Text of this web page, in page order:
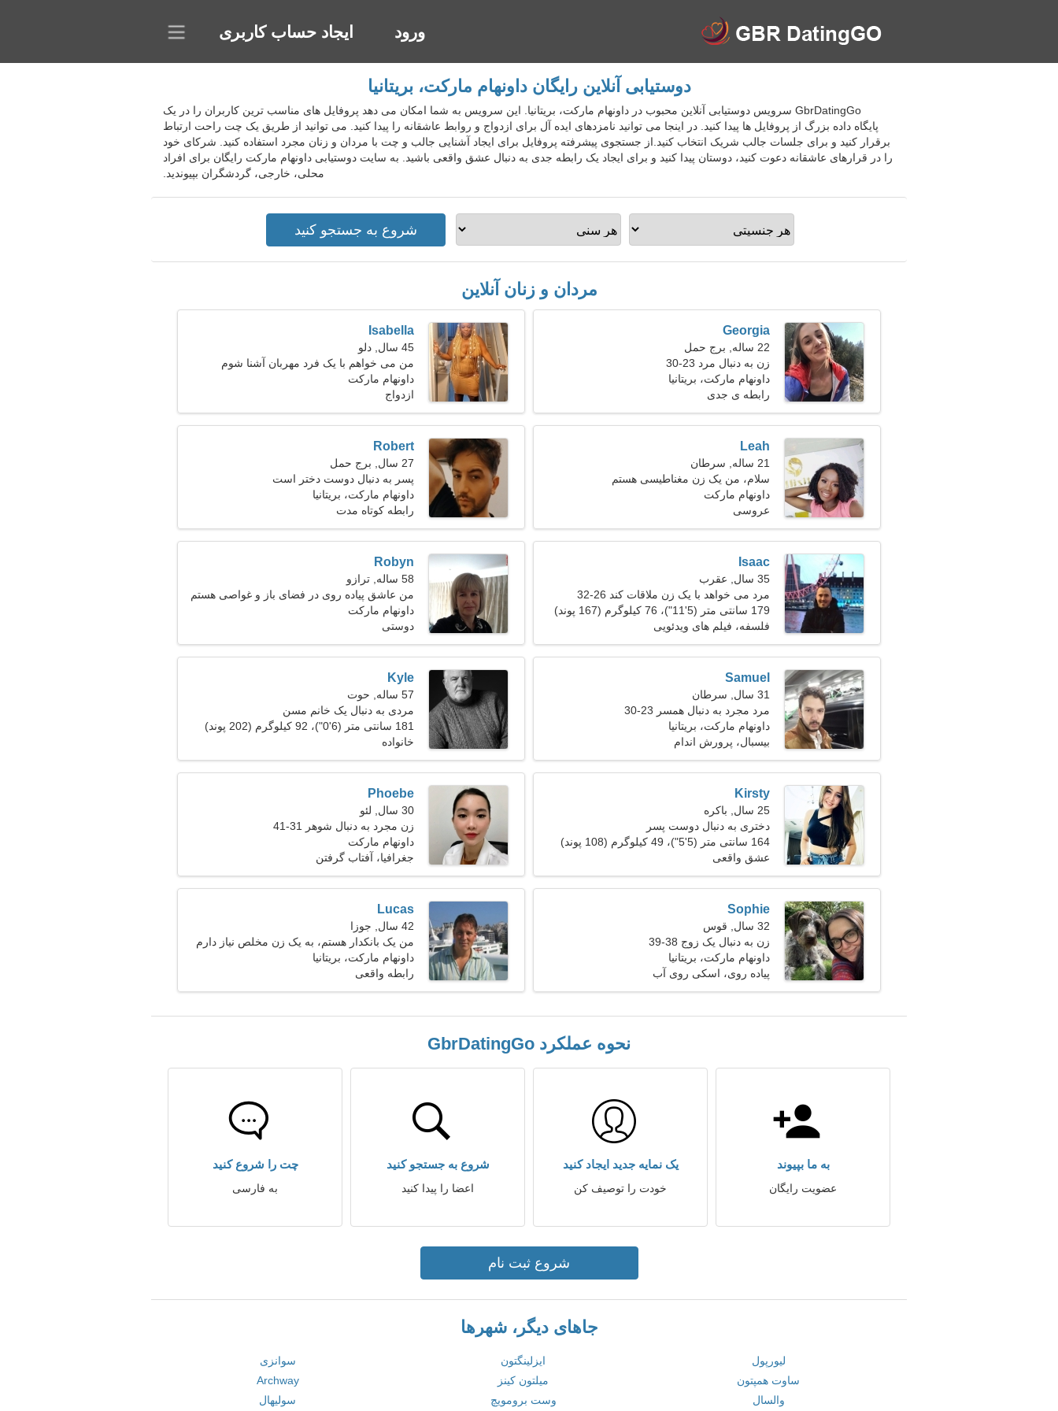
ورود ایجاد حساب کاربری
دوستیابی آنلاین رایگان داونهام مارکت، بریتانیا
GbrDatingGo سرویس دوستیابی آنلاین محبوب در داونهام مارکت، بریتانیا. این سرویس به شما امکان می دهد پروفایل های مناسب ترین کاربران را در یک
پایگاه داده بزرگ از پروفایل ها پیدا کنید. در اینجا می توانید نامزدهای ایده آل برای ازدواج و روابط عاشقانه را پیدا کنید. می توانید از طریق یک چت راحت ارتباط
برقرار کنید و برای جلسات جالب شریک انتخاب کنید.از جستجوی پیشرفته پروفایل برای ایجاد آشنایی جالب و چت با مردان و زنان مجرد استفاده کنید. شرکای خود
را در قرارهای عاشقانه دعوت کنید، دوستان پیدا کنید و برای ایجاد یک رابطه جدی به دنبال عشق واقعی باشید. به سایت دوستیابی داونهام مارکت رایگان برای افراد
محلی، خارجی، گردشگران بپیوندید.
مردان و زنان آنلاین
Georgia
22 ساله, برج حمل
زن به دنبال مرد 23-30
داونهام مارکت، بریتانیا
رابطه ی جدی
Isabella
45 سال, دلو
من می خواهم با یک فرد مهربان آشنا شوم
داونهام مارکت
ازدواج
Leah
21 ساله, سرطان
سلام، من یک زن مغناطیسی هستم
داونهام مارکت
عروسی
Robert
27 سال, برج حمل
پسر به دنبال دوست دختر است
داونهام مارکت، بریتانیا
رابطه کوتاه مدت
Isaac
35 سال, عقرب
مرد می خواهد با یک زن ملاقات کند 26-32
179 سانتی متر (5'11")، 76 کیلوگرم (167 پوند)
فلسفه، فیلم های ویدئویی
Robyn
58 ساله, ترازو
من عاشق پیاده روی در فضای باز و غواصی هستم
داونهام مارکت
دوستی
Samuel
31 سال, سرطان
مرد مجرد به دنبال همسر 23-30
داونهام مارکت، بریتانیا
بیسبال، پرورش اندام
Kyle
57 ساله, حوت
مردی به دنبال یک خانم مسن
181 سانتی متر (6'0")، 92 کیلوگرم (202 پوند)
خانواده
Kirsty
25 سال, باکره
دختری به دنبال دوست پسر
164 سانتی متر (5'5")، 49 کیلوگرم (108 پوند)
عشق واقعی
Phoebe
30 سال, لئو
زن مجرد به دنبال شوهر 31-41
داونهام مارکت
جغرافیا، آفتاب گرفتن
Sophie
32 سال, قوس
زن به دنبال یک زوج 38-39
داونهام مارکت، بریتانیا
پیاده روی، اسکی روی آب
Lucas
42 سال, جوزا
من یک بانکدار هستم، به یک زن مخلص نیاز دارم
داونهام مارکت، بریتانیا
رابطه واقعی
نحوه عملکرد GbrDatingGo
به ما بپیوند
عضویت رایگان
یک نمایه جدید ایجاد کنید
خودت را توصیف کن
شروع به جستجو کنید
اعضا را پیدا کنید
چت را شروع کنید
به فارسی
شروع ثبت نام
جاهای دیگر، شهرها
لیورپول ایزلینگتون
سوانزی
ساوت همپتون
میلتون کینز
Archway
والسال
وست برومویچ سولیهال